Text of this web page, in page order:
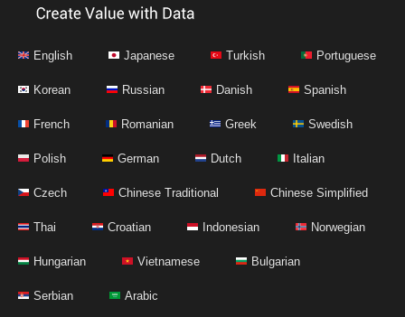
English Japanese Turkish Portuguese
Korean Russian Danish Spanish
French Romanian Greek Swedish
Polish German Dutch Italian
Czech Chinese Traditional Chinese Simplified
Thai Croatian Indonesian Norwegian
Hungarian Vietnamese Bulgarian
Serbian Arabic